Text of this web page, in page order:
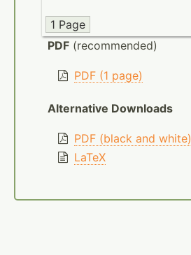
1 Page
PDF (recommended)
PDF (1 page)
Alternative Downloads
PDF (black and white)
LaTeX